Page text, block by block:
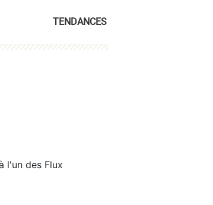
TENDANCES
l'un des Flux